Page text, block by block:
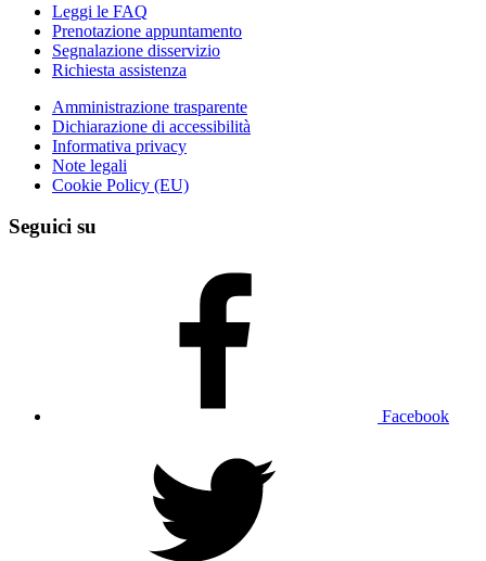
Leggi le FAQ
Prenotazione appuntamento
Segnalazione disservizio
Richiesta assistenza
Amministrazione trasparente
Dichiarazione di accessibilità
Informativa privacy
Note legali
Cookie Policy (EU)
Seguici su
Facebook